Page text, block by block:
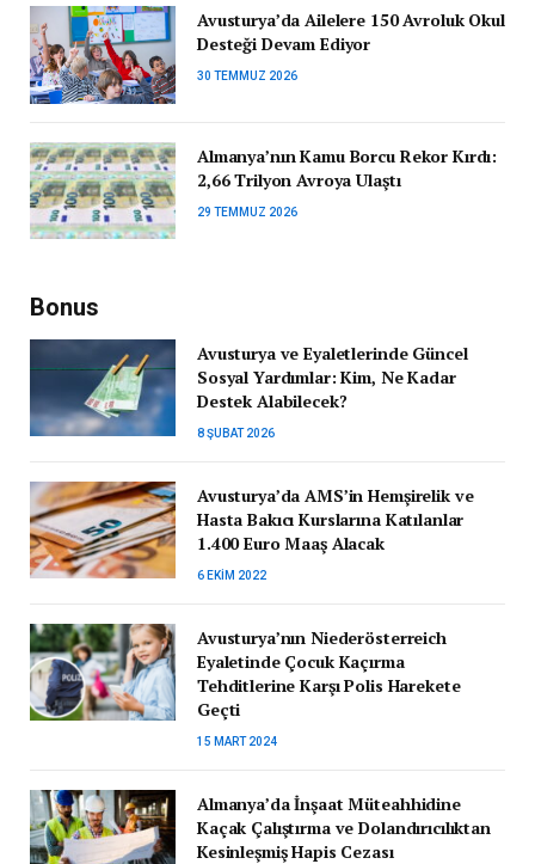
Avusturya’da Ailelere 150 Avroluk Okul
Desteği Devam Ediyor
30 TEMMUZ 2026
Almanya’nın Kamu Borcu Rekor Kırdı:
2,66 Trilyon Avroya Ulaştı
29 TEMMUZ 2026
Bonus
Avusturya ve Eyaletlerinde Güncel
Sosyal Yardımlar: Kim, Ne Kadar
Destek Alabilecek?
8 ŞUBAT 2026
Avusturya’da AMS’in Hemşirelik ve
Hasta Bakıcı Kurslarına Katılanlar
1.400 Euro Maaş Alacak
6 EKIM 2022
Avusturya’nın Niederösterreich
Eyaletinde Çocuk Kaçırma
Tehditlerine Karşı Polis Harekete
Geçti
15 MART 2024
Almanya’da İnşaat Müteahhidine
Kaçak Çalıştırma ve Dolandırıcılıktan
Kesinleşmiş Hapis Cezası